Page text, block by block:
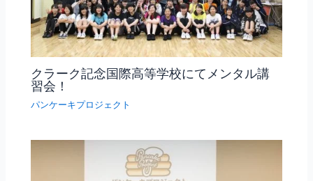
クラーク記念国際高等学校にてメンタル講
習会！
パンケーキプロジェクト